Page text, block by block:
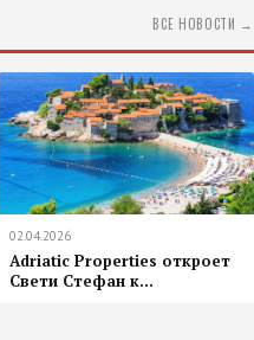
ВСЕ НОВОСТИ →
02.04.2026
Adriatic Properties откроет
Свети Стефан к...